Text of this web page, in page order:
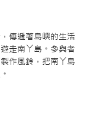
傳遞著島嶼的生活
走南丫島。參與者
作風鈴，把南丫島